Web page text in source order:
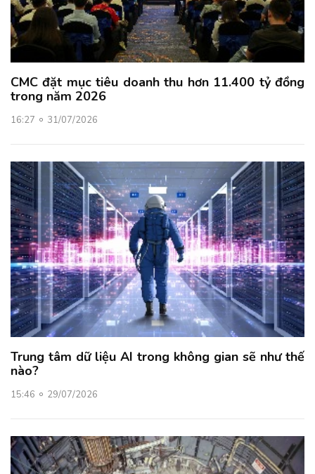
CMC đặt mục tiêu doanh thu hơn 11.400 tỷ đồng
trong năm 2026
16:27 31/07/2026
Trung tâm dữ liệu AI trong không gian sẽ như thế
nào?
15:46 29/07/2026